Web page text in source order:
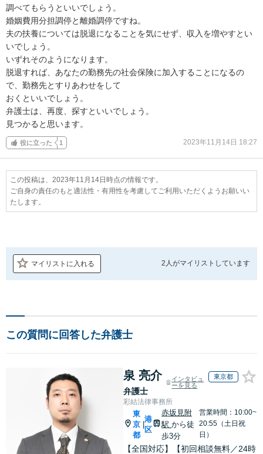
調べてもらうといいでしょう。
婚姻費用分担調停と離婚調停ですね。
夫の扶養については脱退になることを気にせず、収入を増やすとい
いでしょう。
いずれそのようになります。
脱退すれば、あなたの勤務先の社会保険に加入することになるの
で、勤務先とすりあわせをして
おくといいでしょう。
弁護士は、再度、探すといいでしょう。
見つかると思います。
役に立った 1 2023年11月14日 18:27
この投稿は、2023年11月14日時点の情報です。
ご自身の責任のもと適法性・有用性を考慮してご利用いただくようお願いい
たします。
マイリストに入れる 2人がマイリストしています
この質問に回答した弁護士
泉 亮介
弁護士
インタビュ
ーを見る
東京都
彩結法律事務所
東
京
都
港
区
赤坂見附
駅 から徒
歩3分
営業時間：10:00~
20:55（土日祝
日）
【全国対応】【初回相談無料／24時